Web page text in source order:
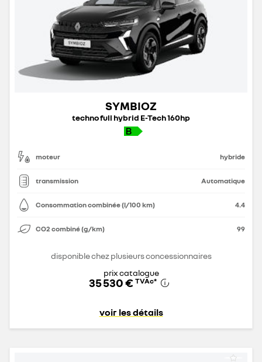
SYMBIOZ
techno full hybrid E-Tech 160hp
moteur hybride
transmission Automatique
Consommation combinée (l/100 km) 4.4
CO2 combiné (g/km) 99
disponible chez plusieurs concessionnaires
prix catalogue
35 530 € TVAc*
voir les détails